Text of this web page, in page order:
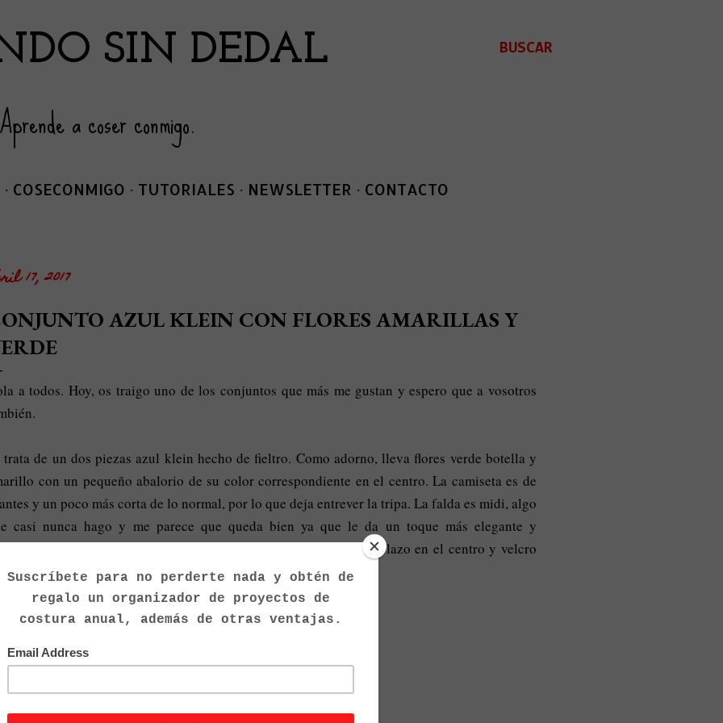
BUSCAR
SIN DEDAL
a coser conmigo.
COSECONMIGO TUTORIALES NEWSLETTER CONTACTO
17, 2017
AZUL KLEIN CON FLORES AMARILLAS Y
a todos. Hoy, os traigo uno de los conjuntos que más me gustan y espero que a vosotros
trata de un dos piezas azul klein hecho de fieltro. Como adorno, lleva flores verde botella y
con un pequeño abalorio de su color correspondiente en el centro. La camiseta es de
y un poco más corta de lo normal, por lo que deja entrever la tripa. La falda es midi, algo
casi nunca hago y me parece que queda bien ya que le da un toque más elegante y
al conjunto. Para finalizar, unos zapatos marrón con un lazo en el centro y velcro
cierre.
que os guste, dejar en comentario vuestra opinión.